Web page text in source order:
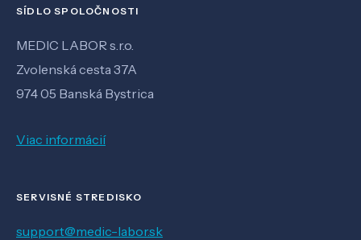
SÍDLO SPOLOČNOSTI
MEDIC LABOR s.r.o.
Zvolenská cesta 37A
974 05 Banská Bystrica
Viac informácií
SERVISNÉ STREDISKO
support@medic-labor.sk